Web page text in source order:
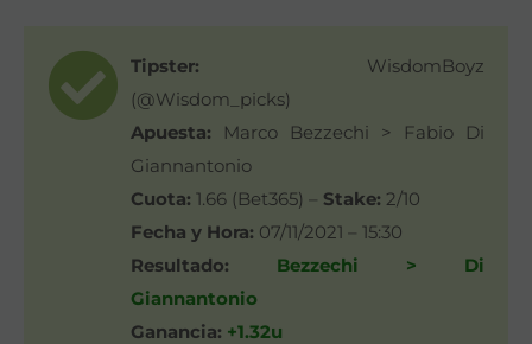
Tipster: WisdomBoyz
(@Wisdom_picks)
Apuesta: Marco Bezzechi > Fabio Di
Giannantonio
Cuota: 1.66 (Bet365) – Stake: 2/10
Fecha y Hora: 07/11/2021 – 15:30
Resultado:
Bezzechi > Di
Giannantonio
Ganancia: +1.32u